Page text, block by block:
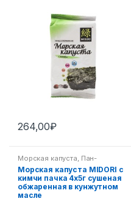
264,00₽
Морская капуста Пан-
азиатская кухня
Морская капуста MIDORI с
кимчи пачка 4х5г сушеная
обжаренная в кунжутном
масле